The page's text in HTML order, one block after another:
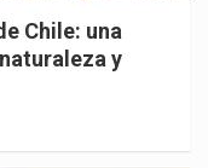
Chile: una
y